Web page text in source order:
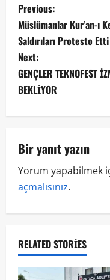
Previous:
Müslümanlar Kur’an-ı
Saldırıları Protesto Etti
Next:
GENÇLER TEKNOFEST
BEKLİYOR
Bir yanıt yazın
Yorum yapabilmek
açmalısınız.
RELATED STORIES